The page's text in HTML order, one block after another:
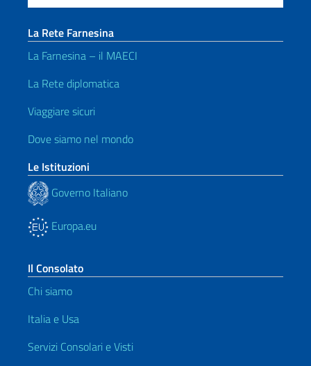
La Rete Farnesina
La Farnesina – il MAECI
La Rete diplomatica
Viaggiare sicuri
Dove siamo nel mondo
Le Istituzioni
Governo Italiano
Europa.eu
Il Consolato
Chi siamo
Italia e Usa
Servizi Consolari e Visti